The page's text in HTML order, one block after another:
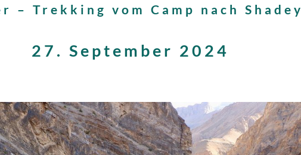
– Trekking vom Camp nach Shadey
27. September 2024